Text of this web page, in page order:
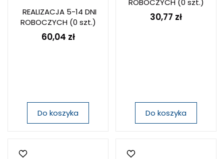
REALIZACJA 5-14 DNI
ROBOCZYCH(0 szt.)
60,04 zł
Do koszyka
ROBOCZYCH(0 szt.)
30,77 zł
Do koszyka